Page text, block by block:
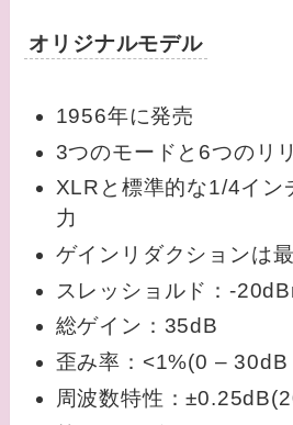
オリジナルモデル
1956年に発売
3つのモードと6つのリ
XLRと標準的な1/4イン
力
ゲインリダクションは
スレッショルド：-
総ゲイン：35dB
歪み率：<1%(0 – 30dB
周波数特性：